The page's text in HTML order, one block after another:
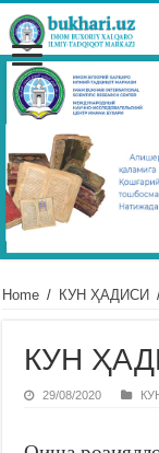
Home / КУН ҲАДИСИ
КУН
29/08/2020